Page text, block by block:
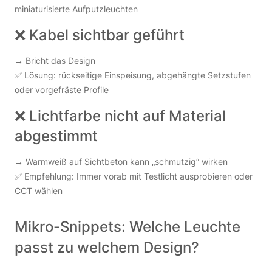
miniaturisierte Aufputzleuchten
❌ Kabel sichtbar geführt
→ Bricht das Design
✅ Lösung: rückseitige Einspeisung, abgehängte Setzstufen
oder vorgefräste Profile
❌ Lichtfarbe nicht auf Material
abgestimmt
→ Warmweiß auf Sichtbeton kann „schmutzig“ wirken
✅ Empfehlung: Immer vorab mit Testlicht ausprobieren oder
CCT wählen
Mikro-Snippets: Welche Leuchte
passt zu welchem Design?